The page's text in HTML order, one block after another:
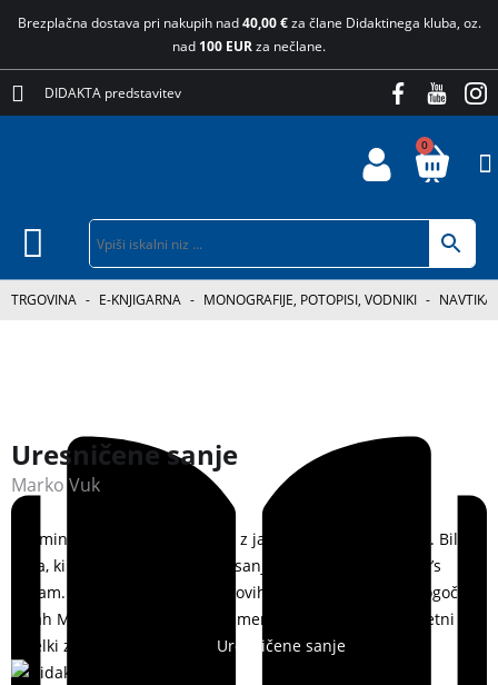
Brezplačna dostava pri nakupih nad40,00 €za člane Didaktinega kluba, oz.
nad 100 EURza nečlane.
DIDAKTA predstavitev
0
TRGOVINA - E-KNJIGARNA - MONOGRAFIJE, POTOPISI, VODNIKI - NAVTIKA
Uresničene sanje
Marko Vuk
Spomini na deset let potepanj z jadrnico Daddy’s Dream. Bila je
želja, ki so je hranile sanje. In sanje so dobile ime Daddy’s
Dream. Sanje o svobodi na valovih pod jadri. Po vseh mogočih
lukah Mediterana, kjer vsak kamen pove zgodbo o tisočletni
zibelki zahodne civilizacije. Uresničene sanje